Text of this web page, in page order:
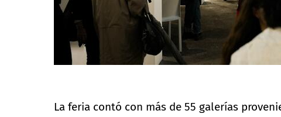
La feria contó con más de 55 galerías